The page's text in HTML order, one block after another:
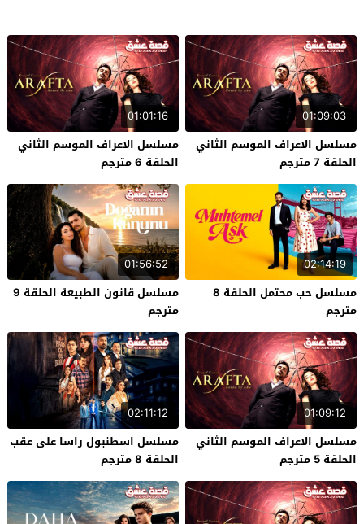
01:09:03
مسلسل الاعراف الموسم الثاني
الحلقة 7 مترجم
01:01:16
مسلسل الاعراف الموسم الثاني
الحلقة 6 مترجم
02:14:19
مسلسل حب محتمل الحلقة 8
مترجم
01:56:52
مسلسل قانون الطبيعة الحلقة 9
مترجم
01:09:12
مسلسل الاعراف الموسم الثاني
الحلقة 5 مترجم
02:11:12
مسلسل اسطنبول راسا على عقب
الحلقة 8 مترجم